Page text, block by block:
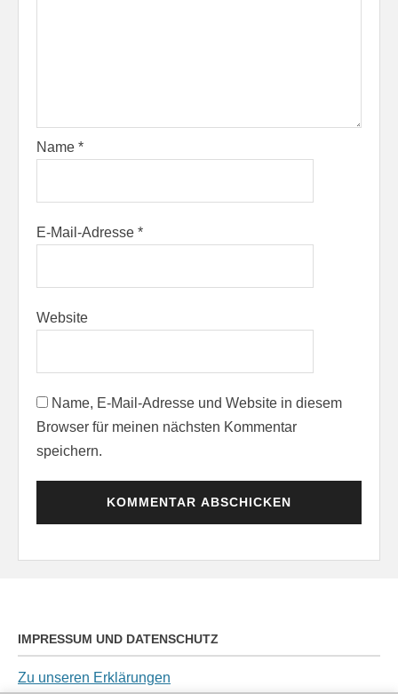
Name *
E-Mail-Adresse *
Website
Name, E-Mail-Adresse und Website in diesem
Browser für meinen nächsten Kommentar
speichern.
IMPRESSUM UND DATENSCHUTZ
Zu unseren Erklärungen